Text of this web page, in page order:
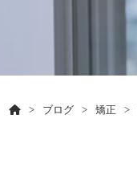
> ブログ > 矯正 >